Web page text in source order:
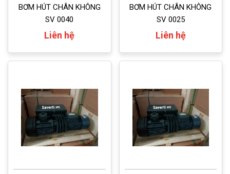
BƠM HÚT CHÂN KHÔNG
SV 0040
Liên hệ
BƠM HÚT CHÂN KHÔNG
SV 0025
Liên hệ